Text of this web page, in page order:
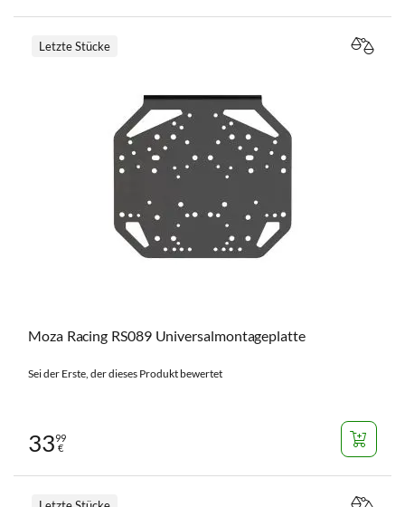
Moza Racing RS089 Universalmontageplatte
Sei der Erste, der dieses Produkt bewertet
Letzte Stücke
3399
€